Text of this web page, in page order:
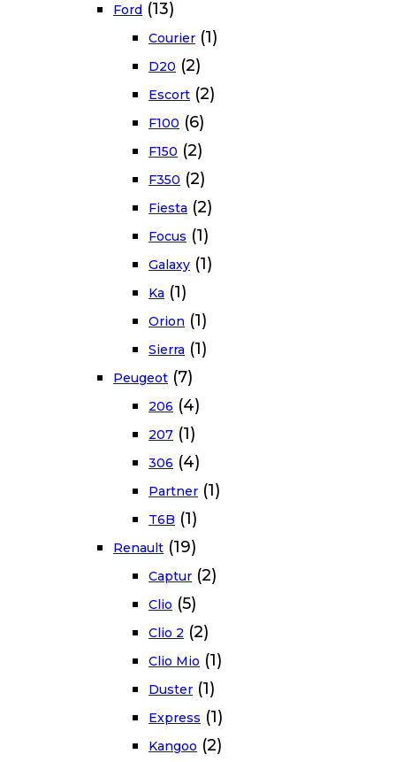
Ford (13)
Courier (1)
D20 (2)
Escort (2)
F100 (6)
F150 (2)
F350 (2)
Fiesta (2)
Focus (1)
Galaxy (1)
Ka (1)
Orion (1)
Sierra (1)
Peugeot (7)
206 (4)
207 (1)
306 (4)
Partner (1)
T6B (1)
Renault (19)
Captur (2)
Clio (5)
Clio 2 (2)
Clio Mio (1)
Duster (1)
Express (1)
Kangoo (2)